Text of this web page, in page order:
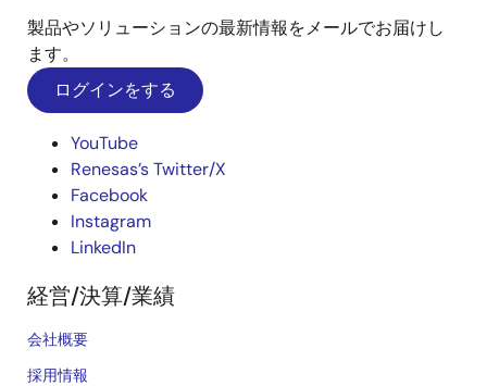
製品やソリューションの最新情報をメールでお届けし
ます。
ログインをする
YouTube
Renesas’s Twitter/X
Facebook
Instagram
LinkedIn
経営/決算/業績
会社概要
採用情報